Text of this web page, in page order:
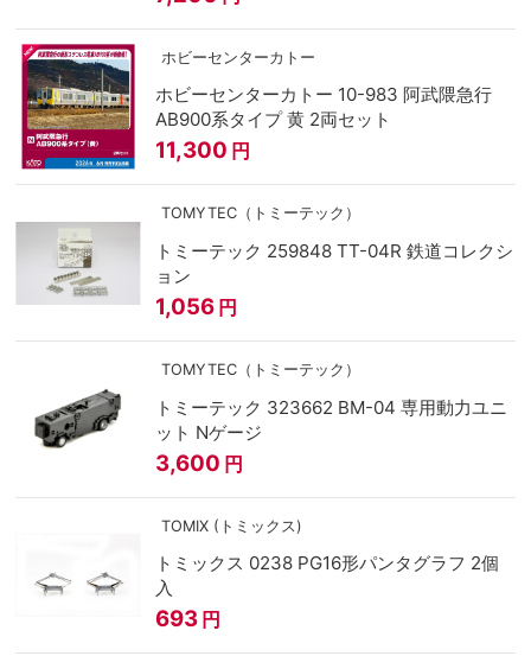
ホビーセンターカトー
ホビーセンターカトー 10-983 阿武隈急行
AB900系タイプ 黄 2両セット
11,300 円
TOMYTEC（トミーテック）
トミーテック 259848 TT-04R 鉄道コレクシ
ョン
1,056 円
TOMYTEC（トミーテック）
トミーテック 323662 BM-04 専用動力ユニ
ット Nゲージ
3,600 円
TOMIX (トミックス)
トミックス 0238 PG16形パンタグラフ 2個
入
693 円